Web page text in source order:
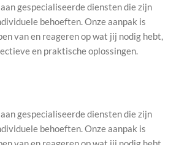
gespecialiseerde diensten die zijn
behoeften. Onze aanpak is
van en reageren op wat jij nodig hebt,
en praktische oplossingen.
gespecialiseerde diensten die zijn
behoeften. Onze aanpak is